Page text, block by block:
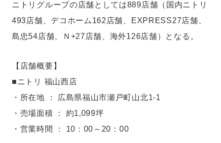
ニトリグループの店舗としては889店舗（国内ニトリ
493店舗、デコホーム162店舗、EXPRESS27店舗、
島忠54店舗、Ｎ+27店舗、海外126店舗）となる。
【店舗概要】
■ニトリ 福山西店
・所在地 ： 広島県福山市瀬戸町山北1-1
・売場面積 ： 約1,099坪
・営業時間 ： 10：00～20：00